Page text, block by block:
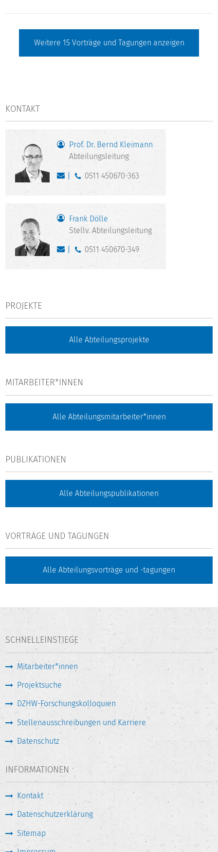
Weitere 15 Vorträge und Tagungen anzeigen
KONTAKT
Prof. Dr. Bernd Kleimann
Abteilungsleitung
0511 450670-363
Frank Dölle
Stellv. Abteilungsleitung
0511 450670-349
PROJEKTE
Alle Abteilungsprojekte
MITARBEITER*INNEN
Alle Abteilungsmitarbeiter*innen
PUBLIKATIONEN
Alle Abteilungspublikationen
VORTRÄGE UND TAGUNGEN
Alle Abteilungsvorträge und -tagungen
SCHNELLEINSTIEGE
Mitarbeiter*innen
Projektsuche
DZHW-Forschungskolloquien
Stellenausschreibungen und Karriere
Datenschutz
INFORMATIONEN
Kontakt
Datenschutzerklärung
Sitemap